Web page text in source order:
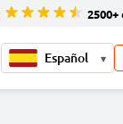
2500+
▾